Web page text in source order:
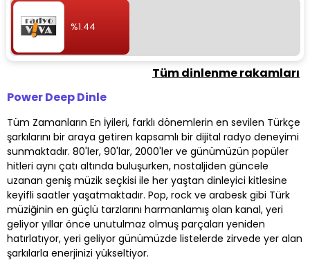
%1.44
Tüm dinlenme rakamları
Power Deep Dinle
Tüm Zamanların En İyileri, farklı dönemlerin en sevilen Türkçe
şarkılarını bir araya getiren kapsamlı bir dijital radyo deneyimi
sunmaktadır. 80'ler, 90'lar, 2000'ler ve günümüzün popüler
hitleri aynı çatı altında buluşurken, nostaljiden güncele
uzanan geniş müzik seçkisi ile her yaştan dinleyici kitlesine
keyifli saatler yaşatmaktadır. Pop, rock ve arabesk gibi Türk
müziğinin en güçlü tarzlarını harmanlamış olan kanal, yeri
geliyor yıllar önce unutulmaz olmuş parçaları yeniden
hatırlatıyor, yeri geliyor günümüzde listelerde zirvede yer alan
şarkılarla enerjinizi yükseltiyor.